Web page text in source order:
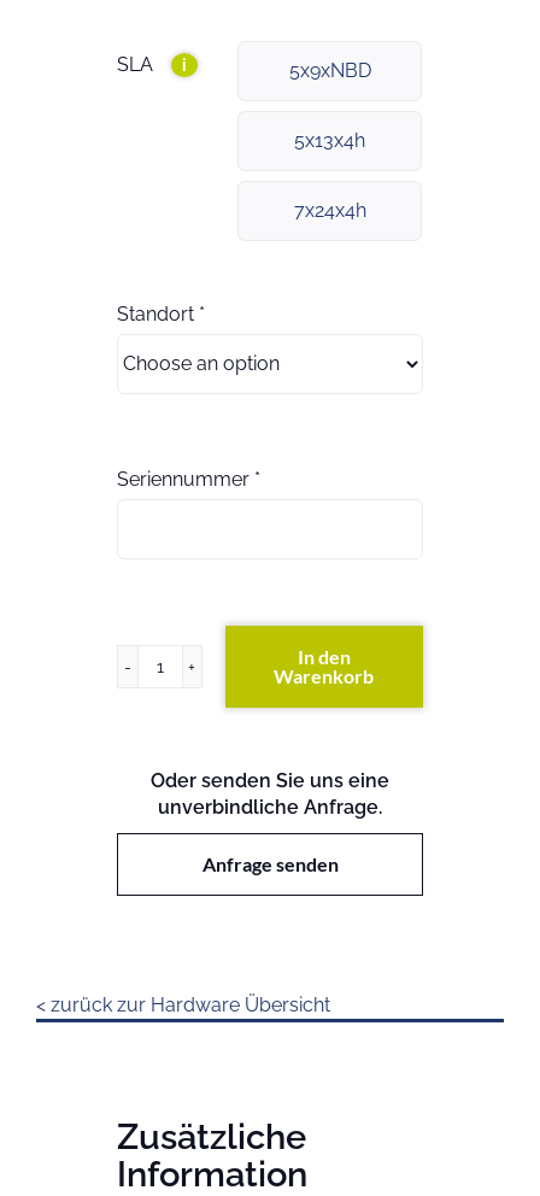
SLA i 5x9xNBD
5x13x4h
7x24x4h
Standort *
Seriennummer *
FAS3140
angeben)
(exkl.
Festplatten)
Menge
In den
Warenkorb
Oder senden Sie uns eine
unverbindliche Anfrage.
Anfrage senden
< zurück zur Hardware Übersicht
Zusätzliche
Information